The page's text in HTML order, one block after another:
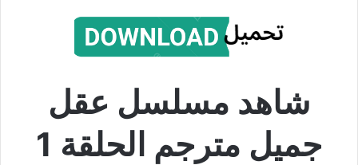
شاهد مسلسل عقل
جميل مترجم الحلقة 1